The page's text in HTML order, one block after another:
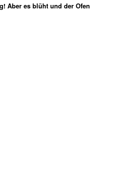
Aber es blüht und der Ofen